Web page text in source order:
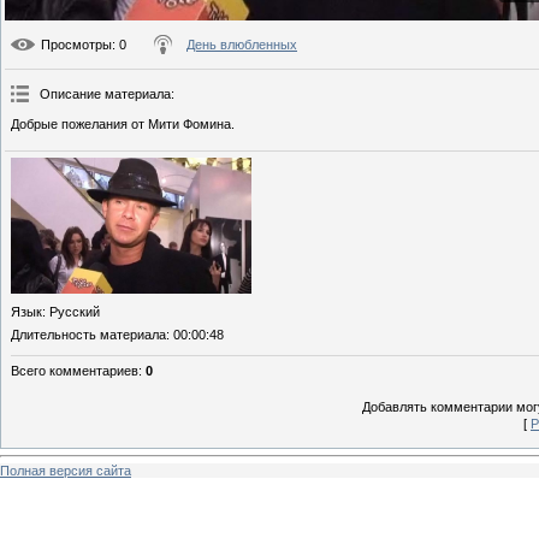
Просмотры: 0 День влюбленных
Описание материала:
Добрые пожелания от Мити Фомина.
Язык: Русский
Длительность материала: 00:00:48
Всего комментариев: 0
Добавлять комментарии
[
Полная версия сайта